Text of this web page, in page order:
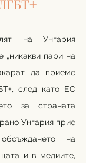
на Унгария
„никакви пари на
да приеме
след като ЕС
за страната
Унгария прие
на
и в медиите,